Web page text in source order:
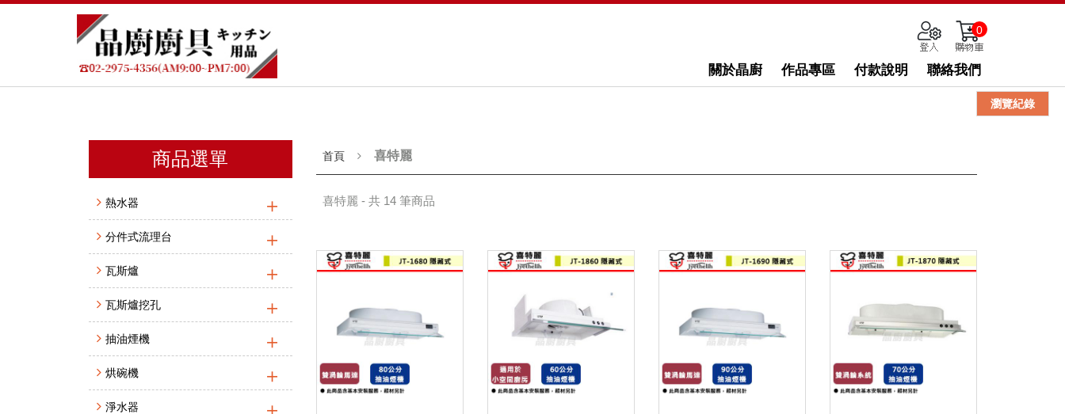
關於晶廚 作品專區 付款說明 聯絡我們
0
商品選單
熱水器
分件式流理台
瓦斯爐
瓦斯爐挖孔
抽油煙機
烘碗機
淨水器
首頁 喜特麗
喜特麗 - 共 14 筆商品
瀏覽紀錄